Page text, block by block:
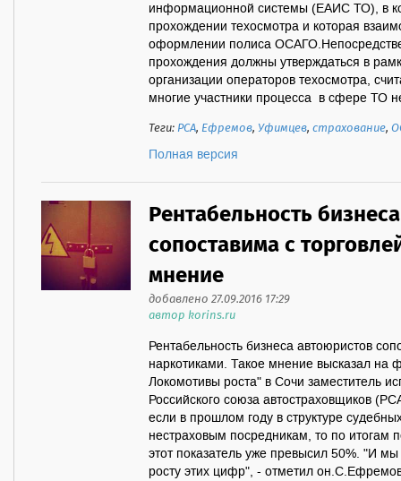
информационной системы (ЕАИС ТО), в
прохождении техосмотра и которая
оформлении полиса
прохождения должны утверждаться в
организации операторов техосмотра,
многие участники процесса в сфере ТО
Теги:РСА, Ефремов, Уфимцев,страхование,
Полная версия
Рентабельность
сопоставима с
мнение
добавлено 27.09.2016 17:29
автор korins.ru
Рентабельность бизнеса автоюристов
наркотиками. Такое мнение высказал на
Локомотивы роста" в Сочи заместитель
Российского союза автостраховщиков
если в прошлом году в структуре
нестраховым посредникам, то по итогам
этот показатель уже превысил 50%. "И
росту этих цифр", - отметил